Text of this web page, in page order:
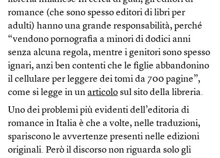
romance (che sono spesso editori di libri per
adulti) hanno una grande responsabilità, perché
“vendono pornografia a minori di dodici anni
senza alcuna regola, mentre i genitori sono spesso
ignari, anzi ben contenti che le figlie abbandonino
il cellulare per leggere dei tomi da 700 pagine”,
come si legge in un articolo sul sito della libreria.
Uno dei problemi più evidenti dell’editoria di
romance in Italia è che a volte, nelle traduzioni,
spariscono le avvertenze presenti nelle edizioni
originali. Però il discorso non riguarda solo gli